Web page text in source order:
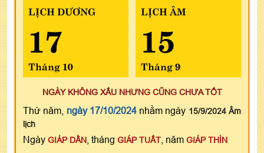
LỊCH DƯƠNG
17
Tháng 10
LỊCH ÂM
15
Tháng 9
NGÀY KHÔNG XẤU NHƯNG CŨNG CHƯA TỐT
Thứ năm, ngày 17/10/2024nhằm ngày 15/9/2024 Âm
lịch
Ngày GIÁP DẦN , tháng GIÁP TUẤT , năm GIÁP THÌN